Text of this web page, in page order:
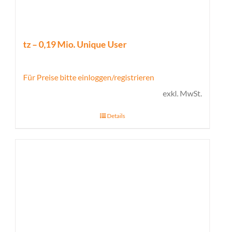
tz – 0,19 Mio. Unique User
Für Preise bitte einloggen/registrieren
exkl. MwSt.
Details